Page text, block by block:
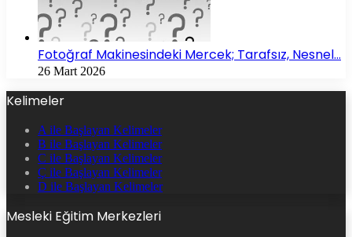
Fotoğraf Makinesindeki Mercek; Tarafsız, Nesnel…
26 Mart 2026
Kelimeler
A ile Başlayan Kelimeler
B ile Başlayan Kelimeler
C ile Başlayan Kelimeler
Ç ile Başlayan Kelimeler
D ile Başlayan Kelimeler
Mesleki Eğitim Merkezleri